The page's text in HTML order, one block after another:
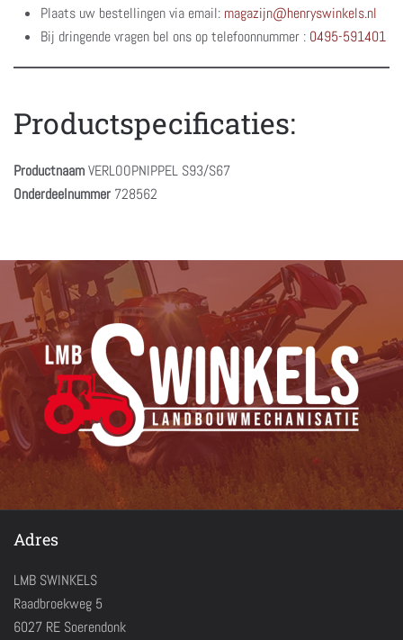
Plaats uw bestellingen via email: magazijn@henryswinkels.nl
Bij dringende vragen bel ons op telefoonnummer : 0495-591401
Productspecificaties:
ProductnaamVERLOOPNIPPEL S93/S67
Onderdeelnummer 728562
Adres
LMB SWINKELS
Raadbroekweg 5
6027 RE Soerendonk